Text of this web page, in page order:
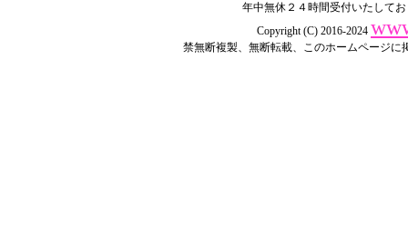
年中無休２４時間受付いたして
Copyright (C) 2016-2024
禁無断複製、無断転載、このホームページ